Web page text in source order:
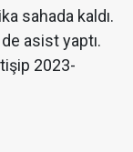
sahada kaldı.
asist yaptı.
2023-